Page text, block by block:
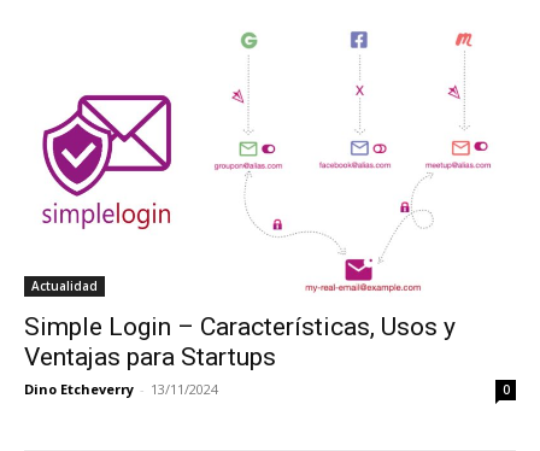
Actualidad
Simple Login – Características, Usos y
Ventajas para Startups
Dino Etcheverry - 13/11/2024 0